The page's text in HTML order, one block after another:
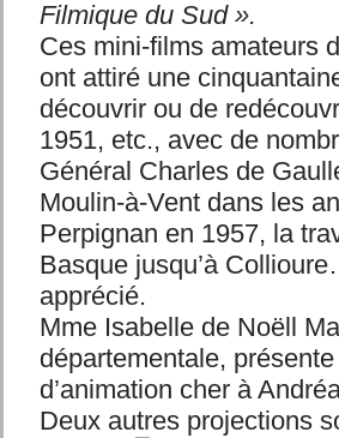
Filmique du Sud ».
Ces mini-films amateurs
ont attiré une
découvrir ou de
1951, etc., avec de
Général Charles de
Moulin-à-Vent dans les
Perpignan en 1957, la
Basque jusqu’à
apprécié.
Mme Isabelle de Noëll
départementale,
d’animation cher à
Deux autres projections